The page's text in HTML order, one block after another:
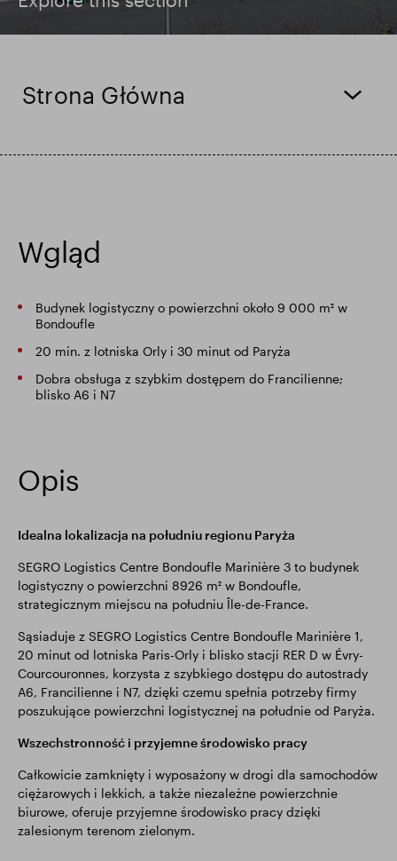
Inteligentny park
Strona Główna
Wgląd
Budynek logistyczny o powierzchni około 9 000 m² w
Bondoufle
20 min. z lotniska Orly i 30 minut od Paryża
Dobra obsługa z szybkim dostępem do Francilienne;
blisko A6 i N7
Opis
Idealna lokalizacja na południu regionu Paryża
SEGRO Logistics Centre Bondoufle Marinière 3 to budynek
logistyczny o powierzchni 8926 m² w Bondoufle,
strategicznym miejscu na południu Île-de-France.
Sąsiaduje z SEGRO Logistics Centre Bondoufle Marinière 1,
20 minut od lotniska Paris-Orly i blisko stacji RER D w Évry-
Courcouronnes, korzysta z szybkiego dostępu do autostrady
A6, Francilienne i N7, dzięki czemu spełnia potrzeby firmy
poszukujące powierzchni logistycznej na południe od Paryża.
Wszechstronność i przyjemne środowisko pracy
Całkowicie zamknięty i wyposażony w drogi dla samochodów
ciężarowych i lekkich, a także niezależne powierzchnie
biurowe, oferuje przyjemne środowisko pracy dzięki
zalesionym terenom zielonym.